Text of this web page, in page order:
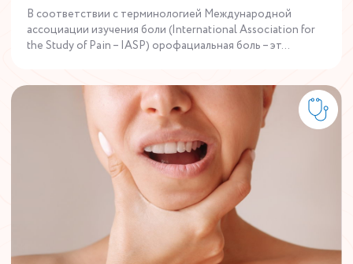
В соответствии с терминологией Международной
ассоциации изучения боли (International Association for
the Study of Pain – IASP) орофациальная боль – эт...